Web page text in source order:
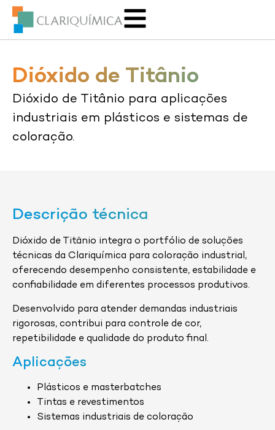
Dióxido de Titânio
Dióxido de Titânio para aplicações
industriais em plásticos e sistemas de
coloração.
Descrição técnica
Dióxido de Titânio integra o portfólio de soluções
técnicas da Clariquímica para coloração industrial,
oferecendo desempenho consistente, estabilidade e
confiabilidade em diferentes processos produtivos.
Desenvolvido para atender demandas industriais
rigorosas, contribui para controle de cor,
repetibilidade e qualidade do produto final.
Aplicações
Plásticos e masterbatches
Tintas e revestimentos
Sistemas industriais de coloração